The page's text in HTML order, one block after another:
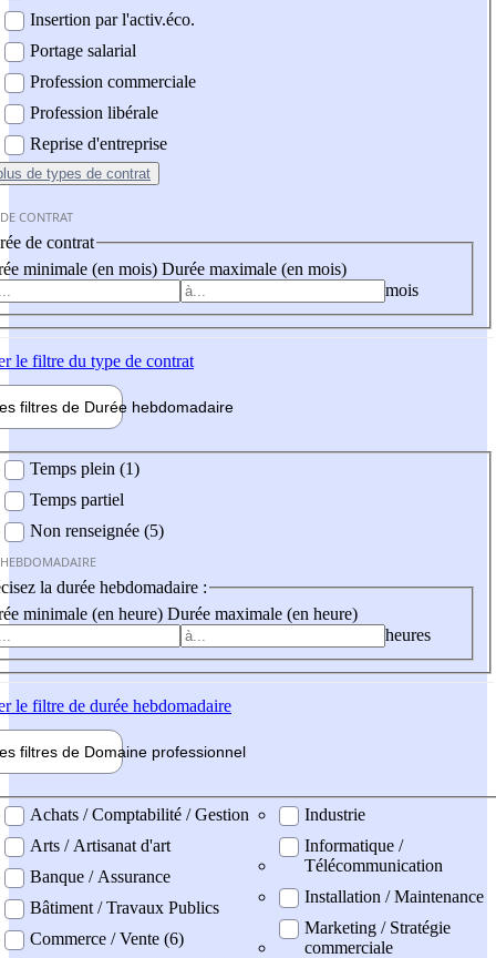
Insertion par l'activ.éco.
Portage salarial
Profession commerciale
Profession libérale
Reprise d'entreprise
de types de contrat
CONTRAT
de contrat
minimale (en mois) Durée maximale (en mois)
mois
le filtre du type de contrat
filtres de Durée hebdomadaire
Temps plein (1)
Temps partiel
Non renseignée (5)
la durée hebdomadaire :
minimale (en heure) Durée maximale (en heure)
heures
le filtre de durée hebdomadaire
filtres de Domaine professionnel
professionel
Achats / Comptabilité / Gestion
Arts / Artisanat d'art
Banque / Assurance
Bâtiment / Travaux Publics
Commerce / Vente (6)
Industrie
Informatique /
Télécommunication
Installation / Maintenance
Marketing / Stratégie
commerciale